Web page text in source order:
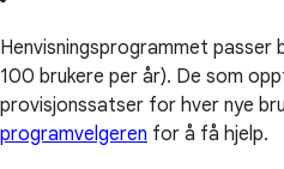
Henvisningsprogrammet passer
100 brukere per år). De som
provisjonssatser for hver nye
programvelgeren for å få hjelp.